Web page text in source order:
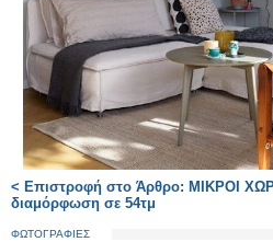
< Επιστροφή στο Άρθρο: ΜΙΚΡΟΙ
διαμόρφωση σε 54τμ
ΦΩΤΟΓΡΑΦΙΕΣ